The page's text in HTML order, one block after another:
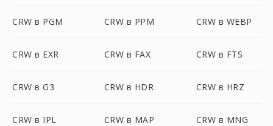
CRW в PGM CRW в PPM CRW в WEBP
CRW в EXR CRW в FAX CRW в FTS
CRW в G3 CRW в HDR CRW в HRZ
CRW в IPL CRW в MAP CRW в MNG